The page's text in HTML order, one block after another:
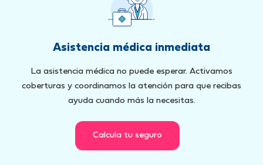
Asistencia médica inmediata
La asistencia médica no puede esperar. Activamos
coberturas y coordinamos la atención para que recibas
ayuda cuando más la necesitas.
Calcula tu seguro